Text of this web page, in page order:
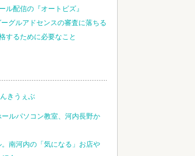
ル配信の『オートビズ』
グルアドセンスの審査に落ちる
するために必要なこと
きうぇぶ
ールパソコン教室、河内長野か
。南河内の「気になる」お店や